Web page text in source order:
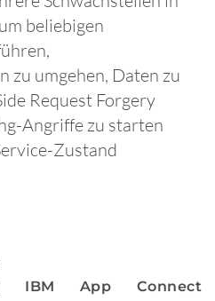
beliebigen
zu umgehen, Daten zu
Request Forgery
Angriffe zu starten
Zustand
IBM App Connect